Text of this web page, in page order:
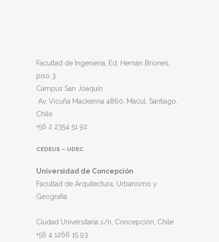
Facultad de Ingeniería, Ed. Hernán Briones,
piso 3
Campus San Joaquín
Av. Vicuña Mackenna 4860, Macul, Santiago,
Chile
+56 2 2354 51 92
CEDEUS – UDEC
Universidad de Concepción
Facultad de Arquitectura, Urbanismo y
Geografía
Ciudad Universitaria s/n, Concepción, Chile
+56 4 1266 15 93